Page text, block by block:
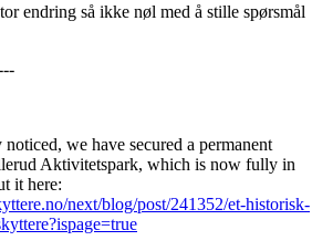
endring så ikke nøl med å stille spørsmål
we have secured a permanent
Aktivitetspark, which is now fully in
it here:
next/blog/post/241352/et-historisk-